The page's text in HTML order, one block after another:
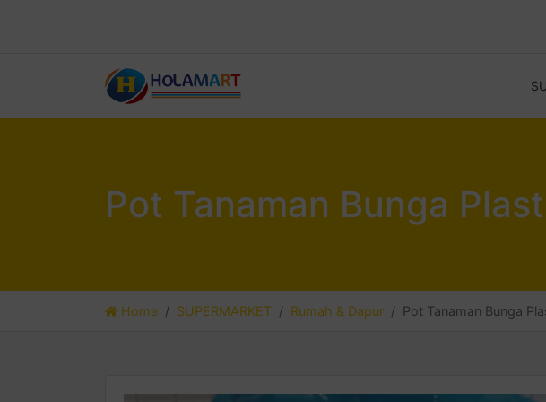
Pot Tanaman Bunga
Home SUPERMARKET Rumah & Dapur Pot Tanaman Bunga